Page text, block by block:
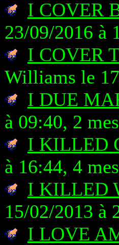
I COVER
23/09/2016 à
I COVER
Williams le
I DUE
à 09:40, 2
I KILLED
à 16:44, 4
I KILLED
15/02/2013 à
I LOVE